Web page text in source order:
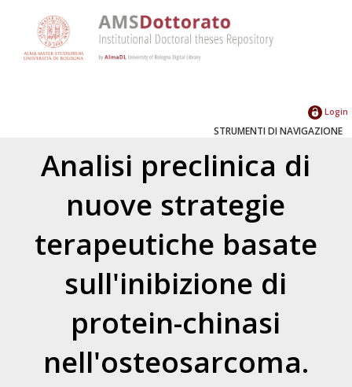
Login
STRUMENTI DI NAVIGAZIONE
Analisi preclinica di
nuove strategie
terapeutiche basate
sull'inibizione di
protein-chinasi
nell'osteosarcoma.